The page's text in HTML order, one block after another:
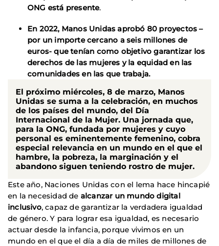
ONG está presente.
En 2022, Manos Unidas aprobó 80 proyectos –
por un importe cercano a seis millones de
euros- que tenían como objetivo garantizar los
derechos de las mujeres y la equidad en las
comunidades en las que trabaja.
El próximo miércoles, 8 de marzo, Manos
Unidas se suma a la celebración, en muchos
de los países del mundo, del Día
Internacional de la Mujer. Una jornada que,
para la ONG, fundada por mujeres y cuyo
personal es eminentemente femenino, cobra
especial relevancia en un mundo en el que el
hambre, la pobreza, la marginación y el
abandono siguen teniendo rostro de mujer.
Este año, Naciones Unidas con el lema hace hincapié
en la necesidad de alcanzar un mundo digital
inclusivo, capaz de garantizar la verdadera igualdad
de género. Y para lograr esa igualdad, es necesario
actuar desde la infancia, porque vivimos en un
mundo en el que el día a día de miles de millones de